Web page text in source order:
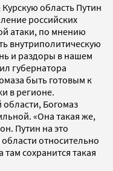
область Путин
российских
атаки, по мнению
внутриполитическую
и раздоры в нашем
губернатора
быть готовым к
в регионе.
Богомаз
«Она такая же,
Путин на это
относительно
там сохранится такая